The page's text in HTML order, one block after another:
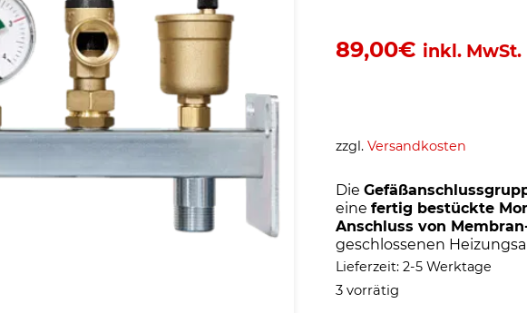
89,00€ inkl. MwSt.
zzgl.Versandkosten
Die
einefertig bestückte
Anschluss von
geschlossenen
Lieferzeit:2-5 Werktage
3 vorrätig